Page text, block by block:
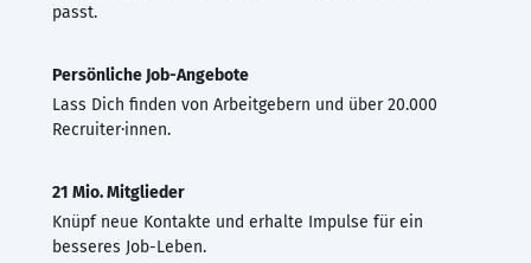
passt.
Persönliche Job-Angebote
Lass Dich finden von Arbeitgebern und über 20.000
Recruiter·innen.
21 Mio. Mitglieder
Knüpf neue Kontakte und erhalte Impulse für ein
besseres Job-Leben.